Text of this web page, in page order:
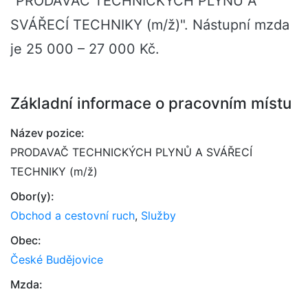
SVÁŘECÍ TECHNIKY (m/ž)". Nástupní mzda
je 25 000 – 27 000 Kč.
Základní informace o pracovním místu
Název pozice:
PRODAVAČ TECHNICKÝCH PLYNŮ A SVÁŘECÍ
TECHNIKY (m/ž)
Obor(y):
Obchod a cestovní ruch, Služby
Obec:
České Budějovice
Mzda: